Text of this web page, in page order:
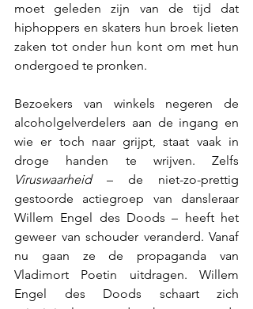
moet geleden zijn van de tijd dat
hiphoppers en skaters hun broek lieten
zaken tot onder hun kont om met hun
ondergoed te pronken.
Bezoekers van winkels negeren de
alcoholgelverdelers aan de ingang en
wie er toch naar grijpt, staat vaak in
Viruswaarheid – de niet-zo-prettig
gestoorde actiegroep van dansleraar
Willem Engel des Doods – heeft het
geweer van schouder veranderd. Vanaf
nu gaan ze de propaganda van
Vladimort Poetin uitdragen. Willem
Engel des Doods schaart zich